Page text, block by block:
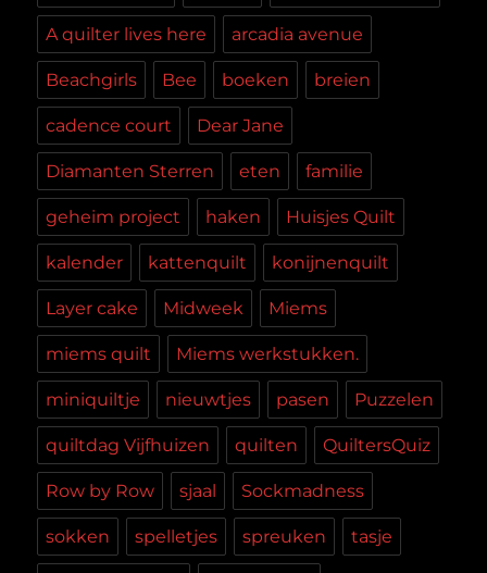
A quilter lives here arcadia avenue
Beachgirls Bee boeken breien
cadence court Dear Jane
Diamanten Sterren eten familie
geheim project haken Huisjes Quilt
kalender kattenquilt konijnenquilt
Layer cake Midweek Miems
miems quilt Miems werkstukken.
miniquiltje nieuwtjes pasen Puzzelen
quiltdag Vijfhuizen quilten QuiltersQuiz
Row by Row sjaal Sockmadness
sokken spelletjes spreuken tasje